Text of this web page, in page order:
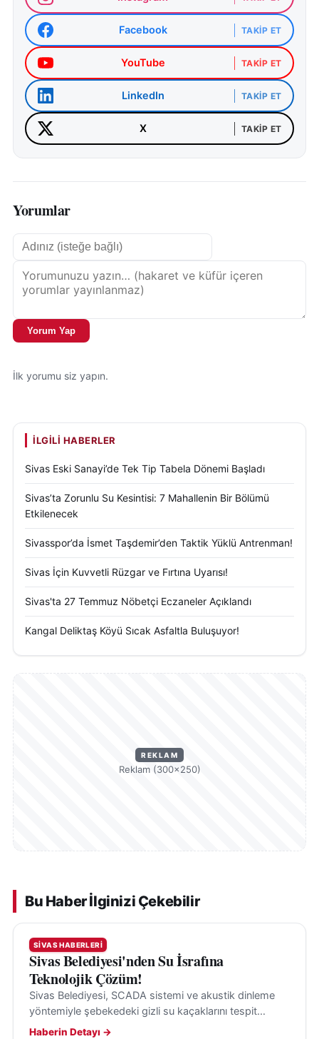
Facebook TAKIP ET
YouTube TAKIP ET
LinkedIn TAKIP ET
X TAKIP ET
Yorumlar
Yorum Yap
İlk yorumu siz yapın.
İLGILI HABERLER
Sivas Eski Sanayi’de Tek Tip Tabela Dönemi Başladı
Sivas’ta Zorunlu Su Kesintisi: 7 Mahallenin Bir Bölümü
Etkilenecek
Sivasspor’da İsmet Taşdemir’den Taktik Yüklü Antrenman!
Sivas İçin Kuvvetli Rüzgar ve Fırtına Uyarısı!
Sivas'ta 27 Temmuz Nöbetçi Eczaneler Açıklandı
Kangal Deliktaş Köyü Sıcak Asfaltla Buluşuyor!
REKLAM
Reklam (300×250)
Bu Haber İlginizi Çekebilir
SIVAS HABERLERI
Sivas Belediyesi'nden Su İsrafına
Teknolojik Çözüm!
Sivas Belediyesi, SCADA sistemi ve akustik dinleme
yöntemiyle şebekedeki gizli su kaçaklarını tespit
ederek su kayıplarının önüne geçiyor.
Haberin Detayı →